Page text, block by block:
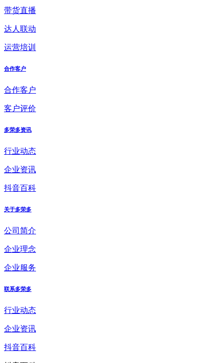
带货直播
达人联动
运营培训
合作客户
合作客户
客户评价
多荣多资讯
行业动态
企业资讯
抖音百科
关于多荣多
公司简介
企业理念
企业服务
联系多荣多
行业动态
企业资讯
抖音百科